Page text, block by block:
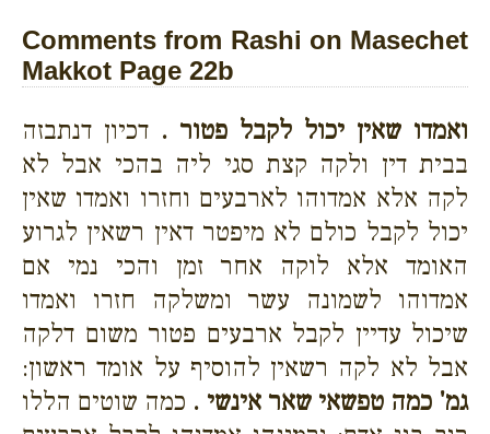
Comments from Rashi on Masechet
Makkot Page 22b
ואמדו שאין יכול לקבל פטור . דכיון דנתבזה
בבית דין ולקה קצת סגי ליה בהכי אבל לא
לקה אלא אמדוהו לארבעים וחזרו ואמדו שאין
יכול לקבל כולם לא מיפטר דאין רשאין לגרוע
האומד אלא לוקה אחר זמן והכי נמי אם
אמדוהו לשמונה עשר ומשלקה חזרו ואמדו
שיכול עדיין לקבל ארבעים פטור משום דלקה
אבל לא לקה רשאין להוסיף על אומד ראשון:
גמ' כמה טפשאי שאר אינשי . כמה שוטים הללו